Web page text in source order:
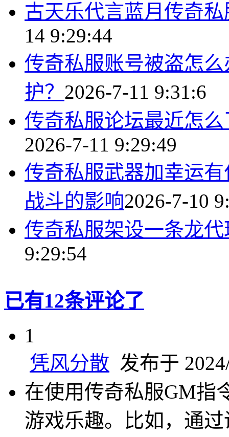
古天乐代言蓝月传奇
14 9:29:44
传奇私服账号被盗怎
护？ 2026-7-11 9:31:6
传奇私服论坛最近怎
2026-7-11 9:29:49
传奇私服武器加幸运
战斗的影响2026-7-10
传奇私服架设一条龙
9:29:54
已有12条评论了
1
凭风分散 发布于
在使用传奇私服GM指
游戏乐趣。比如，通